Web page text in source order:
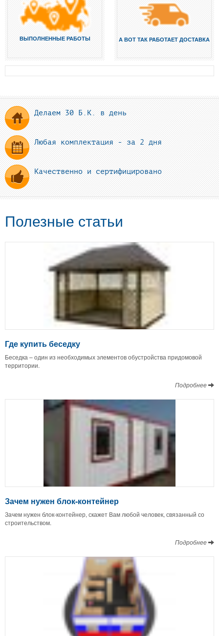
ВЫПОЛНЕННЫЕ РАБОТЫ А ВОТ ТАК РАБОТАЕТ ДОСТАВКА
Делаем 30 Б.К. в день
Любая комплектация - за 2 дня
Качественно и сертифицировано
Полезные статьи
Где купить беседку
Беседка – один из необходимых элементов обустройства придомовой
территории.
Подробнее
Зачем нужен блок-контейнер
Зачем нужен блок-контейнер, скажет Вам любой человек, связанный со
строительством.
Подробнее